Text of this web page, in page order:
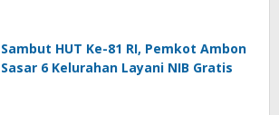
Sambut HUT Ke-81 RI, Pemkot Ambon
Sasar 6 Kelurahan Layani NIB Gratis